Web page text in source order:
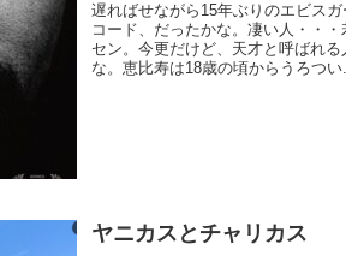
遅ればせながら15年ぶりのエビス
コード、だったかな。凄い人・・
セン。今更だけど、天才と呼ばれ
な。恵比寿は18歳の頃からうろつい
ヤニカスとチャリカス